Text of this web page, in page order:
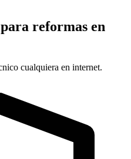
reformas en
cualquiera en internet.